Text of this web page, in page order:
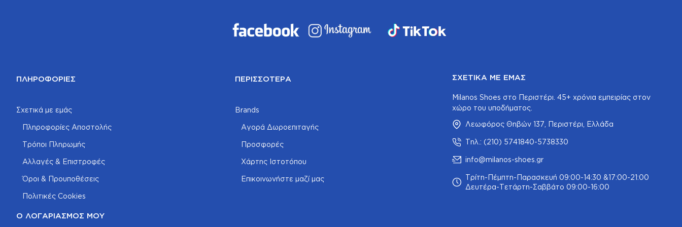
ΠΛΗΡΟΦΟΡΊΕΣ
Σχετικά με εμάς
Πληροφορίες Αποστολής
Τρόποι Πληρωμής
Αλλαγές & Επιστροφές
Όροι & Προυποθέσεις
Πολιτικές Cookies
ΠΕΡΙΣΣΌΤΕΡΑ
Brands
Αγορά Δωροεπιταγής
Προσφορές
Χάρτης Ιστοτόπου
Επικοινωνήστε μαζί μας
Ο ΛΟΓΑΡΙΑΣΜΌΣ ΜΟΥ
ΣΧΕΤΙΚΆ ΜΕ ΕΜΆΣ
Milanos Shoes στο Περιστέρι. 45+ χρόνια εμπειρίας στον
χώρο του υποδήματος.
Λεωφόρος Θηβών 137, Περιστέρι, Ελλάδα
Τηλ.: (210) 5741840-5738330
info@milanos-shoes.gr
Τρίτη-Πέμπτη-Παρασκευή 09:00-14:30 &17:00-21:00
Δευτέρα-Τετάρτη-Σαββάτο 09:00-16:00